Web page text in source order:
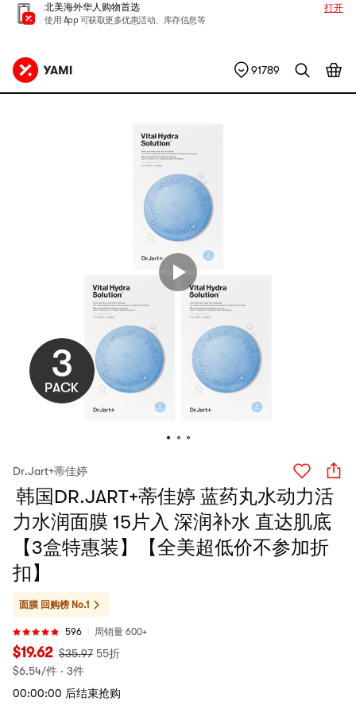
北美海外华人购物首选
使用 App 可获取更多优惠活动、库存信息等
打开
91789
Dr.Jart+蒂佳婷
韩国DR.JART+蒂佳婷 蓝药丸水动力活
力水润面膜 15片入 深润补水 直达肌底
【3盒特惠装】【全美超低价不参加折
扣】
面膜 回购榜 No.1
596 周销量 600+
$19.62 $35.97 55折
$6.54/件 · 3件
00:00:00 后结束抢购